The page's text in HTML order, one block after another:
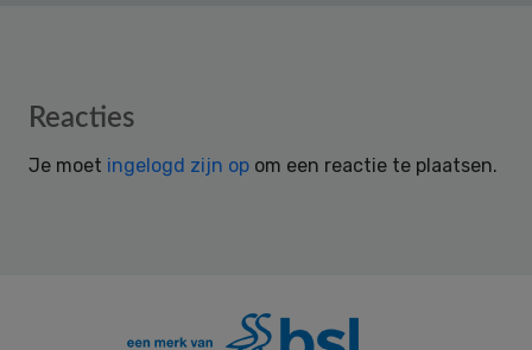
Reader
Reacties
Je moet ingelogd zijn op om een reactie te plaatsen.